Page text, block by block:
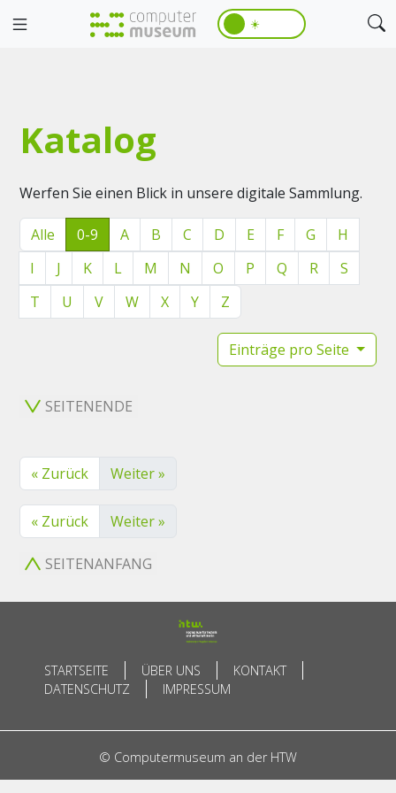
☀️
Katalog
Werfen Sie einen Blick in unsere digitale Sammlung.
Alle 0-9 A B C D E F G
H
I
J K L M N O P Q R
S
T
U V W X Y Z
Einträge pro Seite
SEITENENDE
« Zurück Weiter »
« Zurück Weiter »
SEITENANFANG
STARTSEITE ÜBER UNS
KONTAKT
DATENSCHUTZ
IMPRESSUM
© Computermuseum an der HTW